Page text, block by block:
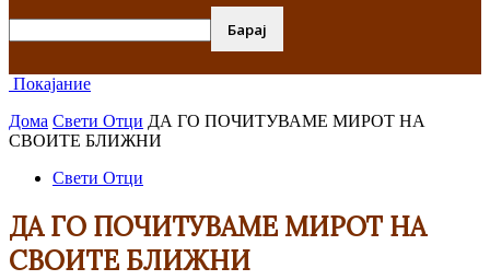
Покајание
Дома Свети Отци ДА ГО ПОЧИТУВАМЕ МИРОТ НА
СВОИТЕ БЛИЖНИ
Свети Отци
ДА ГО ПОЧИТУВАМЕ МИРОТ НА
СВОИТЕ БЛИЖНИ